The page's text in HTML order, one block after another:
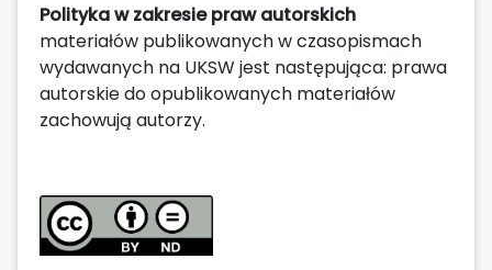
Polityka w zakresie praw autorskich
materiałów publikowanych w czasopismach
wydawanych na UKSW jest następująca: prawa
autorskie do opublikowanych materiałów
zachowują autorzy.